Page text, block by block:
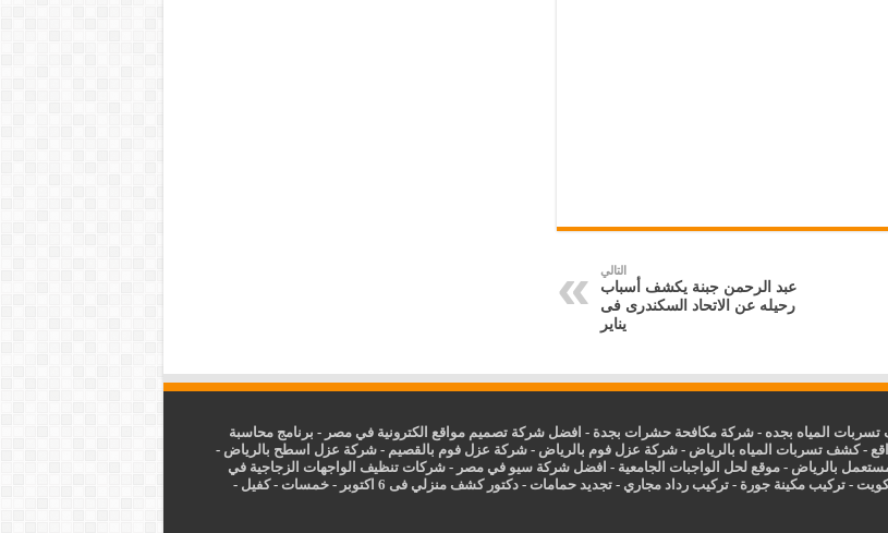
التالي
عبد الرحمن جبنة يكشف أسباب
رحيله عن الاتحاد السكندرى فى
يناير
المياه بجده -شركة مكافحة حشرات بجدة - افضل شركة تصميم مواقع الكترونية في مصر - برنامج محاسبة
-كشف تسربات المياه بالرياض -شركة عزل فوم بالرياض -شركة عزل فوم بالقصيم -شركة عزل اسطح بالرياض -
بالرياض - موقع لحل الواجبات الجامعية - افضل شركة سيو في مصر -شركات تنظيف الواجهات الزجاجية في
-تركيب مكينة جورة -تركيب رداد مجاري -تجديد حمامات -دكتور كشف منزلي فى 6 اكتوبر -خمسات -كفيل -